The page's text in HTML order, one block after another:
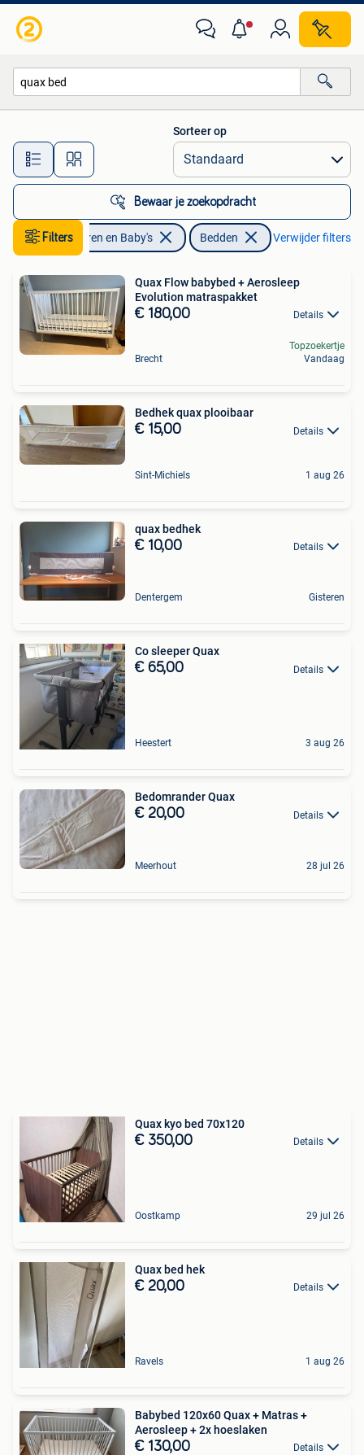
Alle afstanden…
Sorteer op
Bewaar je zoekopdracht
FiltersKinderen en Baby's Bedden Verwijder filters
Quax Flow babybed + Aerosleep
Evolution matraspakket
€ 180,00 Details
Brecht
Topzoekertje
Vandaag
Bedhek quax plooibaar
€ 15,00 Details
Sint-Michiels 1 aug 26
quax bedhek
€ 10,00 Details
Dentergem Gisteren
Co sleeper Quax
€ 65,00 Details
Heestert 3 aug 26
Bedomrander Quax
€ 20,00 Details
Meerhout 28 jul 26
Quax kyo bed 70x120
€ 350,00 Details
Oostkamp 29 jul 26
Quax bed hek
€ 20,00 Details
Ravels 1 aug 26
Babybed 120x60 Quax + Matras +
Aerosleep + 2x hoeslaken
€ 130,00 Details